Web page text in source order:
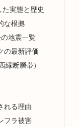
実態と歴史
な根拠
地震一覧
の最新評価
縁断層帯）
れる理由
フラ被害